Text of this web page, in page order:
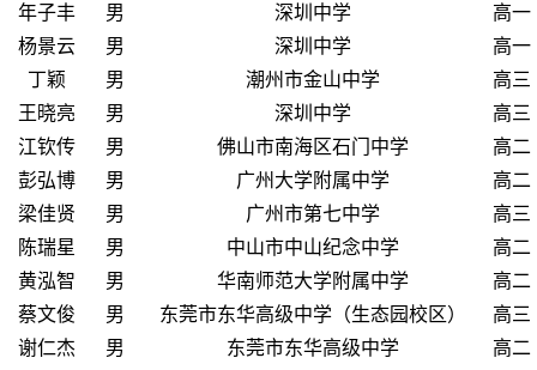
年子丰
男 深圳中学
高一
杨景云
男 深圳中学
高一
丁颖
男 潮州市金山中学
高三
王晓亮
男 深圳中学
高三
江钦传
男 佛山市南海区石门中学
高二
彭弘博
男 广州大学附属中学
高二
梁佳贤
男 广州市第七中学
高三
陈瑞星
男 中山市中山纪念中学
高二
黄泓智
男 华南师范大学附属中学
高二
蔡文俊
男 东莞市东华高级中学（生态园校区）
高三
谢仁杰
男 东莞市东华高级中学
高二